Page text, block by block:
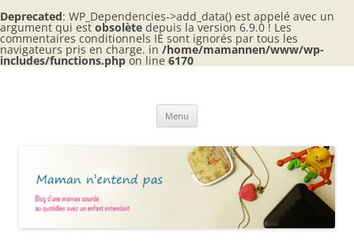
Deprecated: WP_Dependencies->add_data() est appelé avec un
argument qui est obsolète depuis la version 6.9.0 ! Les
commentaires conditionnels IE sont ignorés par tous les
navigateurs pris en charge. in /home/mamannen/www/wp-
includes/functions.php on line 6170
Aller
Menu